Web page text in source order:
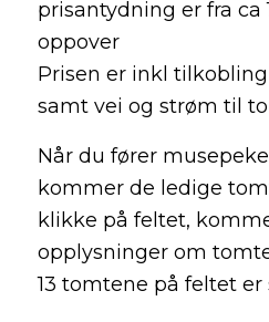
prisantydning er fra ca
oppover
Prisen er inkl
samt vei og strøm til
Når du fører
kommer de ledige
klikke på feltet,
opplysninger om
13 tomtene på feltet er